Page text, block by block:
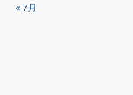
« 7月